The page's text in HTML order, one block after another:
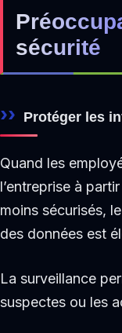
sécurité
Protéger les
Quand les
l’entreprise à
moins sécurisés,
des données est
La surveillance
suspectes ou les